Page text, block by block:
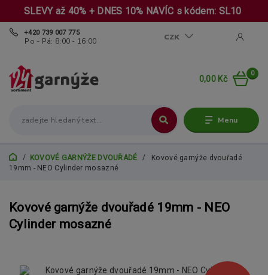
SLEVY až 40% + DNES 10% NAVÍC s kódem: SL10
Menu
CZK
+420 739 007 775
Po - Pá: 8:00 - 16:00
0
0,00 Kč
KOVOVÉ GARNÝŽE DVOUŘADÉ
Kovové garnýže dvouřadé
19mm - NEO Cylinder mosazné
Kovové garnýže dvouřadé 19mm - NEO
Cylinder mosazné